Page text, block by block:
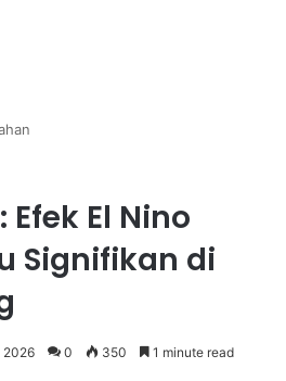
El Nino
Signifikan di
2026 0 350 1 minute read